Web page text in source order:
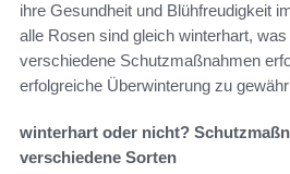
ihre Gesundheit und Blühfreudigkeit
alle Rosen sind gleich winterhart,
verschiedene Schutzmaßnahmen
erfolgreiche Überwinterung zu
winterhart oder nicht?
verschiedene Sorten